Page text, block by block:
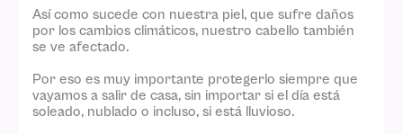
Así como sucede con nuestra piel, que sufre daños
por los cambios climáticos, nuestro cabello también
se ve afectado.
Por eso es muy importante protegerlo siempre que
vayamos a salir de casa, sin importar si el día está
soleado, nublado o incluso, si está lluvioso.